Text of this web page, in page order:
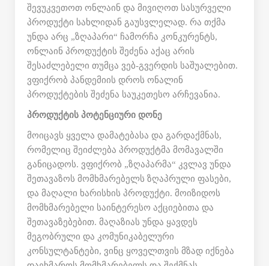
შევუკვეთოთ ონლაინ და მივიღოთ სასურველი
პროდუქტი სახლიდან გაუსვლელად. რა თქმა
უნდა არც „ზღაპარი“ ჩამორჩა კონკურენტს,
ონლაინ პროდუქტის შეძენა აქაც არის
შესაძლებელი თუმცა ვებ-გვერდის საშუალებით.
ვფიქრობ პანდემიის დროს ონალინ
პროდუქტების შეძენა საუკეთესო არჩევანია.
პროდუქტის პოტენციური დონე
მოიცავს ყველა დამატებასა და გარდაქმნას,
რომელიც შეიძლება პროდუქტმა მომავალში
განიცადოს. ვფიქრობ „ზღაპარმა“ კვლავ უნდა
შეთავაზოს მომხმარებელს ზღაპრული ფასები,
და მაღალი ხარისხის პროდუქტი. მოიზიდოს
მომხმარებელი საინტერესო აქციებითა და
შეთავაზებებით. მაღაზიას უნდა ყავდეს
მეგობრული და კომუნიკაბელური
კონსულტანტები, ვინც ყოველთვის მზად იქნება